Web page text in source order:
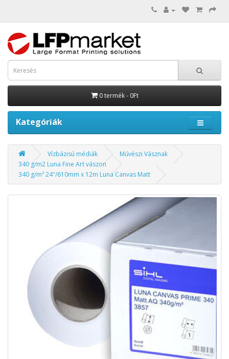
0 termék - 0Ft
Kategóriák
Vízbázisú médiák
Művészi Vásznak
340 g/m2 Luna Fine Art vászon
340 g/m² 24"/610mm x 12m Luna Canvas Matt